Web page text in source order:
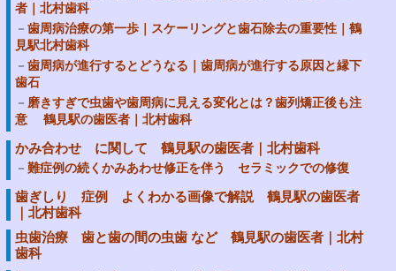
者｜北村歯科
歯周病治療の第一歩｜スケーリングと歯石除去の重要性｜鶴
見駅北村歯科
歯周病が進行するとどうなる｜歯周病が進行する原因と縁下
歯石
磨きすぎで虫歯や歯周病に見える変化とは？歯列矯正後も注
意 鶴見駅の歯医者｜北村歯科
かみ合わせ に関して 鶴見駅の歯医者｜北村歯科
難症例の続くかみあわせ修正を伴う セラミックでの修復
歯ぎしり 症例 よくわかる画像で解説 鶴見駅の歯医者
｜北村歯科
虫歯治療 歯と歯の間の虫歯 など 鶴見駅の歯医者｜北村
歯科